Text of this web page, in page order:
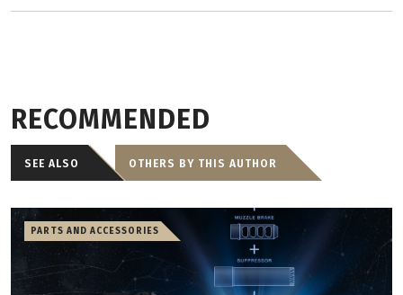
RECOMMENDED
SEE ALSO OTHERS BY THIS AUTHOR
PARTS AND ACCESSORIES